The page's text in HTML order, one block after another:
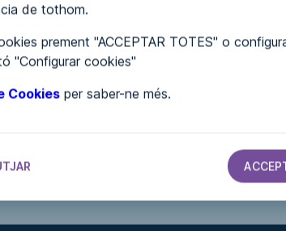
de tothom.
prement "ACCEPTAR TOTES" o
"Configurar cookies"
Cookies per saber-ne més.
Ayuntamiento